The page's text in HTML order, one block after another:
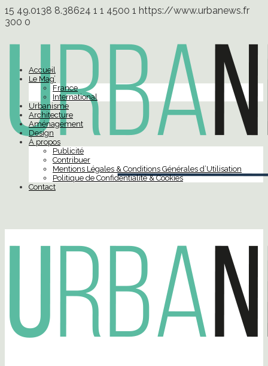
15 49.0138 8.38624 1 1 4500 1 https://www.urbanews.fr
300 0
Accueil
Le Mag’
France
International
Urbanisme
Architecture
Aménagement
Design
À propos
Publicité
Contribuer
Mentions Légales & Conditions Générales d’Utilisation
Politique de Confidentialité & Cookies
Contact